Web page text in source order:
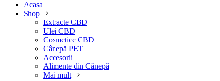
Acasa
Shop
Extracte CBD
Ulei CBD
Cosmetice CBD
Cânepă PET
Accesorii
Alimente din Cânepă
Mai mult